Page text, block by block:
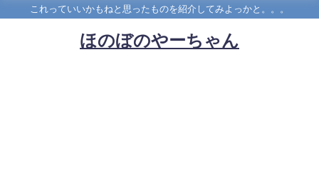
これっていいかもねと思ったものを紹介してみよっかと。。。
ほのぼのやーちゃん